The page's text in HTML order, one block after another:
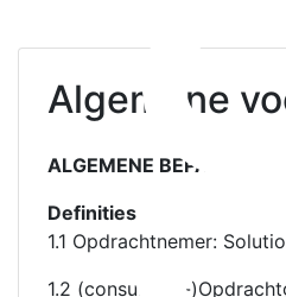
Algemene
ALGEMENE BEPALINGEN
Definities
1.1 Opdrachtnemer:
1.2 (consument-